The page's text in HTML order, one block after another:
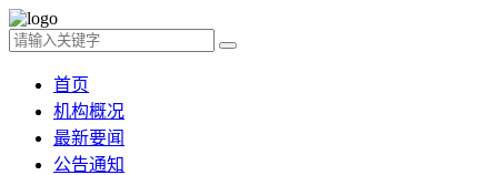
首页
机构概况
最新要闻
公告通知